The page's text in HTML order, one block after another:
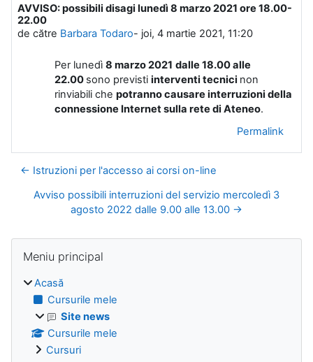
AVVISO: possibili disagi lunedì 8 marzo 2021 ore 18.00-
22.00
de către Barbara Todaro- joi, 4 martie 2021, 11:20
Număr de răspunsuri: 0
Per lunedì 8 marzo 2021 dalle 18.00 alle
22.00 sono previsti interventi tecnici non
rinviabili che potranno causare interruzioni della
connessione Internet sulla rete di Ateneo.
Permalink
← Istruzioni per l'accesso ai corsi on-line
Avviso possibili interruzioni del servizio mercoledì 3
agosto 2022 dalle 9.00 alle 13.00 →
Blocuri
Meniu principal
Acasă
Cursurile mele
Site news
Cursurile mele
Cursuri